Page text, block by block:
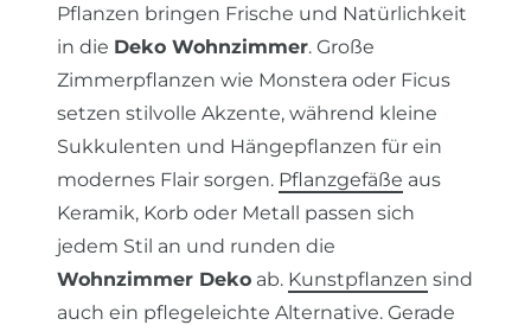
Pflanzen bringen Frische und Natürlichkeit
in die Deko Wohnzimmer. Große
Zimmerpflanzen wie Monstera oder Ficus
setzen stilvolle Akzente, während kleine
Sukkulenten und Hängepflanzen für ein
modernes Flair sorgen. Pflanzgefäße aus
Keramik, Korb oder Metall passen sich
jedem Stil an und runden die
Wohnzimmer Deko ab. Kunstpflanzen sind
auch ein pflegeleichte Alternative. Gerade